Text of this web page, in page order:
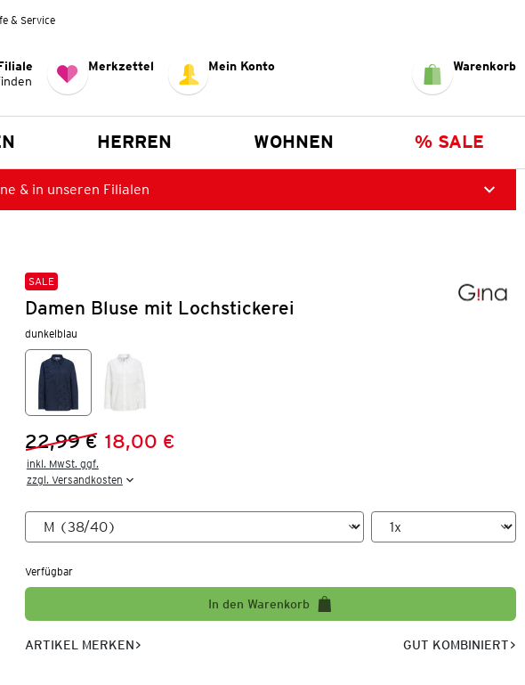
& Service
Merkzettel Mein Konto Warenkorb
HERREN WOHNEN % SALE
& in unseren Filialen
SALE
Damen Bluse mit Lochstickerei
dunkelblau
Vorheriger Preis:
22,99 €
Neuer Preis:18,00 €
inkl. MwSt. ggf.
zzgl. Versandkosten
Verfügbar
In den Warenkorb
ARTIKEL MERKEN GUT KOMBINIERT